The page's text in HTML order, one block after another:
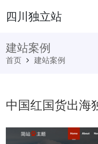
四川独立站
建站案例
首页 建站案例
中国红国货出海